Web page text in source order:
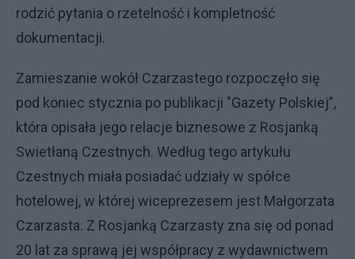
rodzić pytania o rzetelność i kompletność
dokumentacji.
Zamieszanie wokół Czarzastego rozpoczęło się
pod koniec stycznia po publikacji "Gazety Polskiej”,
która opisała jego relacje biznesowe z Rosjanką
Swietłaną Czestnych. Według tego artykułu
Czestnych miała posiadać udziały w spółce
hotelowej, w której wiceprezesem jest Małgorzata
Czarzasta. Z Rosjanką Czarzasty zna się od ponad
20 lat za sprawą jej współpracy z wydawnictwem